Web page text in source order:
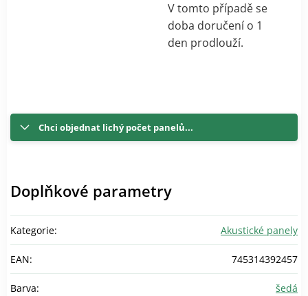
V tomto případě se
doba doručení o 1
den prodlouží.
Chci objednat lichý počet panelů...
Doplňkové parametry
Kategorie: Akustické panely
EAN: 745314392457
Barva: šedá